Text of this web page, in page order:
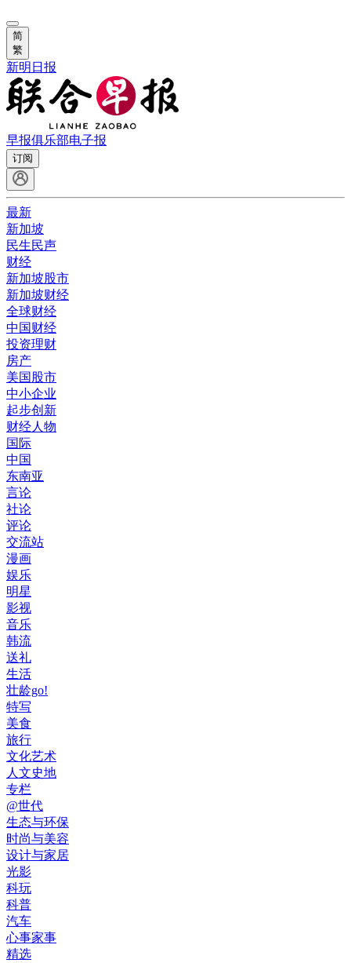
简
繁
新明日报
早报俱乐部电子报
订阅
最新
新加坡
民生民声
财经
新加坡股市
新加坡财经
全球财经
中国财经
投资理财
房产
美国股市
中小企业
起步创新
财经人物
国际
中国
东南亚
言论
社论
评论
交流站
漫画
娱乐
明星
影视
音乐
韩流
送礼
生活
壮龄go!
特写
美食
旅行
文化艺术
人文史地
专栏
@世代
生态与环保
时尚与美容
设计与家居
光影
科玩
科普
汽车
心事家事
精选